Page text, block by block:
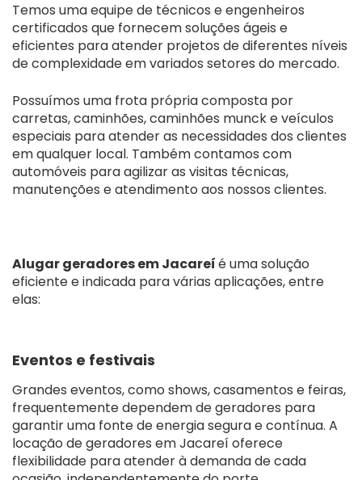
Temos uma equipe de técnicos e engenheiros
certificados que fornecem soluções ágeis e
eficientes para atender projetos de diferentes níveis
de complexidade em variados setores do mercado.
Possuímos uma frota própria composta por
carretas, caminhões, caminhões munck e veículos
especiais para atender as necessidades dos clientes
em qualquer local. Também contamos com
automóveis para agilizar as visitas técnicas,
manutenções e atendimento aos nossos clientes.
Alugar geradores em Jacareíé uma solução
eficiente e indicada para várias aplicações, entre
elas:
Eventos e festivais
Grandes eventos, como shows, casamentos e feiras,
frequentemente dependem de geradores para
garantir uma fonte de energia segura e contínua. A
locação de geradores em Jacareí oferece
flexibilidade para atender à demanda de cada